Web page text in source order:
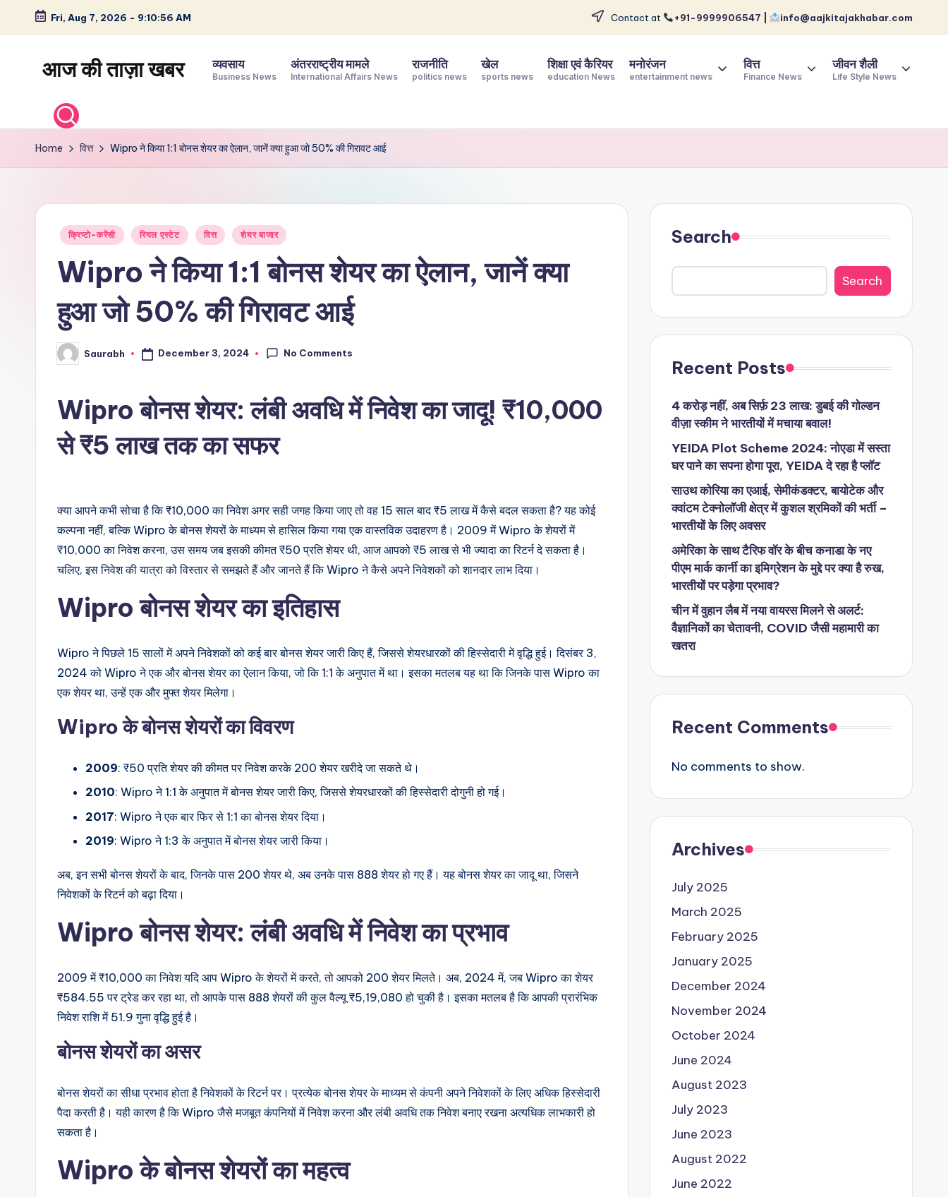
Skip
content
Fri, Aug 7, 2026 - 9:10:56 AM Contact at +91-9999906547 | info@aajkitajakhabar.com
आज की ताज़ा खबर
खेल,
व्यापार
विश्व
व्यवसाय
Business News
अंतरराष्ट्रीय मामले
International Affairs News
राजनीति
politics news
खेल
sports news
शिक्षा एवं कैरियर
education News
मनोरंजन
entertainment news
वित्त
Finance News
जीवन शैली
Life Style News
Home वित्त Wipro ने किया 1:1 बोनस शेयर का ऐलान, जानें क्या हुआ जो 50% की गिरावट आई
Posted
क्रिप्टो-करेंसी रियल एस्टेट वित्त शेयर बाजार
Wipro ने किया 1:1 बोनस शेयर का ऐलान, जानें क्या
हुआ जो 50% की गिरावट आई
Posted
by
Saurabh December 3, 2024 No Comments
Wipro बोनस शेयर: लंबी अवधि में निवेश का जादू! ₹10,000
से ₹5 लाख तक का सफर
क्या आपने कभी सोचा है कि ₹10,000 का निवेश अगर सही जगह किया जाए तो वह 15 साल बाद ₹5 लाख में कैसे बदल सकता है? यह कोई
कल्पना नहीं, बल्कि Wipro के बोनस शेयरों के माध्यम से हासिल किया गया एक वास्तविक उदाहरण है। 2009 में Wipro के शेयरों में
₹10,000 का निवेश करना, उस समय जब इसकी कीमत ₹50 प्रति शेयर थी, आज आपको ₹5 लाख से भी ज्यादा का रिटर्न दे सकता है।
चलिए, इस निवेश की यात्रा को विस्तार से समझते हैं और जानते हैं कि Wipro ने कैसे अपने निवेशकों को शानदार लाभ दिया।
Wipro बोनस शेयर का इतिहास
Wipro ने पिछले 15 सालों में अपने निवेशकों को कई बार बोनस शेयर जारी किए हैं, जिससे शेयरधारकों की हिस्सेदारी में वृद्धि हुई। दिसंबर 3,
2024 को Wipro ने एक और बोनस शेयर का ऐलान किया, जो कि 1:1 के अनुपात में था। इसका मतलब यह था कि जिनके पास Wipro का
एक शेयर था, उन्हें एक और मुफ्त शेयर मिलेगा।
Wipro के बोनस शेयरों का विवरण
2009: ₹50 प्रति शेयर की कीमत पर निवेश करके 200 शेयर खरीदे जा सकते थे।
2010: Wipro ने 1:1 के अनुपात में बोनस शेयर जारी किए, जिससे शेयरधारकों की हिस्सेदारी दोगुनी हो गई।
2017: Wipro ने एक बार फिर से 1:1 का बोनस शेयर दिया।
2019: Wipro ने 1:3 के अनुपात में बोनस शेयर जारी किया।
अब, इन सभी बोनस शेयरों के बाद, जिनके पास 200 शेयर थे, अब उनके पास 888 शेयर हो गए हैं। यह बोनस शेयर का जादू था, जिसने
निवेशकों के रिटर्न को बढ़ा दिया।
Wipro बोनस शेयर: लंबी अवधि में निवेश का प्रभाव
2009 में ₹10,000 का निवेश यदि आप Wipro के शेयरों में करते, तो आपको 200 शेयर मिलते। अब, 2024 में, जब Wipro का शेयर
₹584.55 पर ट्रेड कर रहा था, तो आपके पास 888 शेयरों की कुल वैल्यू ₹5,19,080 हो चुकी है। इसका मतलब है कि आपकी प्रारंभिक
निवेश राशि में 51.9 गुना वृद्धि हुई है।
बोनस शेयरों का असर
बोनस शेयरों का सीधा प्रभाव होता है निवेशकों के रिटर्न पर। प्रत्येक बोनस शेयर के माध्यम से कंपनी अपने निवेशकों के लिए अधिक हिस्सेदारी
पैदा करती है। यही कारण है कि Wipro जैसे मजबूत कंपनियों में निवेश करना और लंबी अवधि तक निवेश बनाए रखना अत्यधिक लाभकारी हो
सकता है।
Wipro के बोनस शेयरों का महत्व
Search
Search
Recent Posts
4 करोड़ नहीं, अब सिर्फ़ 23 लाख: डुबई की गोल्डन
वीज़ा स्कीम ने भारतीयों में मचाया बवाल!
YEIDA Plot Scheme 2024: नोएडा में सस्ता
घर पाने का सपना होगा पूरा, YEIDA दे रहा है प्लॉट
साउथ कोरिया का एआई, सेमीकंडक्टर, बायोटेक और
क्वांटम टेक्नोलॉजी क्षेत्र में कुशल श्रमिकों की भर्ती –
भारतीयों के लिए अवसर
अमेरिका के साथ टैरिफ वॉर के बीच कनाडा के नए
पीएम मार्क कार्नी का इमिग्रेशन के मुद्दे पर क्या है रुख,
भारतीयों पर पड़ेगा प्रभाव?
चीन में वुहान लैब में नया वायरस मिलने से अलर्ट:
वैज्ञानिकों का चेतावनी, COVID जैसी महामारी का
खतरा
Recent Comments
No comments to show.
Archives
July 2025
March 2025
February 2025
January 2025
December 2024
November 2024
October 2024
June 2024
August 2023
July 2023
June 2023
August 2022
June 2022